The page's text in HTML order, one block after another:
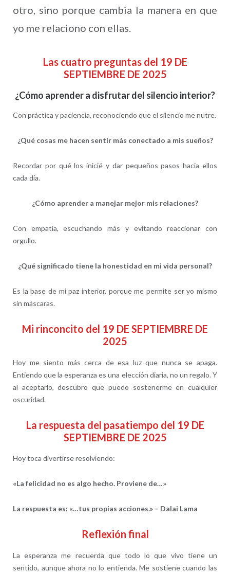
otro, sino porque cambia la manera en que
yo me relaciono con ellas.
Las cuatro preguntas del 19 DE
SEPTIEMBRE DE 2025
¿Cómo aprender a disfrutar del silencio interior?
Con práctica y paciencia, reconociendo que el silencio me nutre.
¿Qué cosas me hacen sentir más conectado a mis sueños?
Recordar por qué los inicié y dar pequeños pasos hacia ellos
cada día.
¿Cómo aprender a manejar mejor mis relaciones?
Con empatía, escuchando más y evitando reaccionar con
orgullo.
¿Qué significado tiene la honestidad en mi vida personal?
Es la base de mi paz interior, porque me permite ser yo mismo
sin máscaras.
Mi rinconcito del 19 DE SEPTIEMBRE DE
2025
Hoy me siento más cerca de esa luz que nunca se apaga.
Entiendo que la esperanza es una elección diaria, no un regalo. Y
al aceptarlo, descubro que puedo sostenerme en cualquier
oscuridad.
La respuesta del pasatiempo del 19 DE
SEPTIEMBRE DE 2025
Hoy toca divertirse resolviendo:
«La felicidad no es algo hecho. Proviene de…»
La respuesta es: «…tus propias acciones.» – Dalai Lama
Reflexión final
La esperanza me recuerda que todo lo que vivo tiene un
sentido, aunque ahora no lo entienda. Me sostiene cuando las